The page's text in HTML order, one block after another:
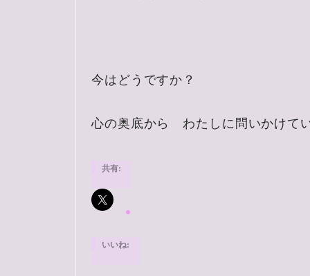
今はどうですか？
心の奥底から わたしに問いかけて
共有:
いいね: